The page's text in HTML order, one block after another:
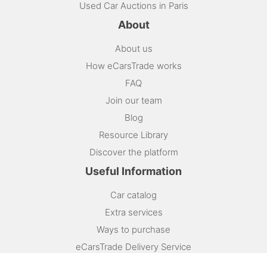
Used Car Auctions in Paris
About
About us
How eCarsTrade works
FAQ
Join our team
Blog
Resource Library
Discover the platform
Useful Information
Car catalog
Extra services
Ways to purchase
eCarsTrade Delivery Service